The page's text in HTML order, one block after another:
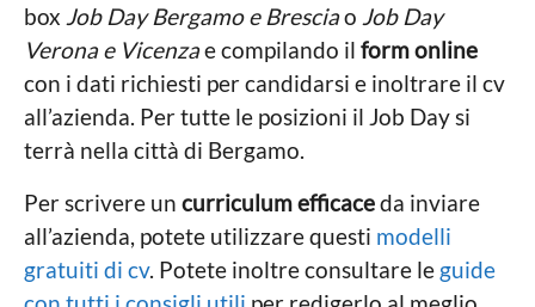
box Job Day Bergamo e Bresciao Job Day
Verona e Vicenzae compilando il form online
con i dati richiesti per candidarsi e inoltrare il cv
all’azienda. Per tutte le posizioni il Job Day si
terrà nella città di Bergamo.
Per scrivere un curriculum efficaceda inviare
all’azienda, potete utilizzare questi modelli
gratuiti di cv. Potete inoltre consultare le guide